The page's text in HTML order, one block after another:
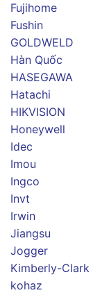
Fujihome
Fushin
GOLDWELD
Hàn Quốc
HASEGAWA
Hatachi
HIKVISION
Honeywell
Idec
Imou
Ingco
Invt
Irwin
Jiangsu
Jogger
Kimberly-Clark
kohaz